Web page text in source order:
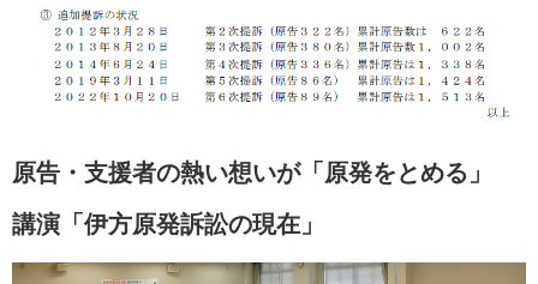
原告・支援者の熱い想いが「原発をとめる」
講演「伊方原発訴訟の現在」